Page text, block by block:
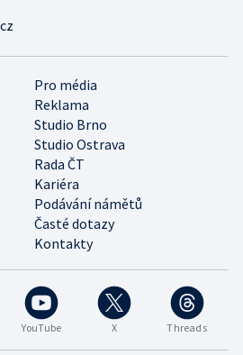
YouTube X Threads
Pro média
Reklama
Studio Brno
Studio Ostrava
Rada ČT
Kariéra
Podávání námětů
Časté dotazy
Kontakty